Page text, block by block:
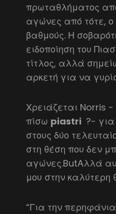
πρωταθλήματος
αγώνες από τότε, ο
βαθμούς. Η
ειδοποίηση του
τίτλος, αλλά
αρκετή για να
Χρειάζεται Norris -
πίσω piastri ?-
στους δύο
στη θέση που δεν
αγώνες.ButΑλλά
μου στην καλύτερη
“Για την